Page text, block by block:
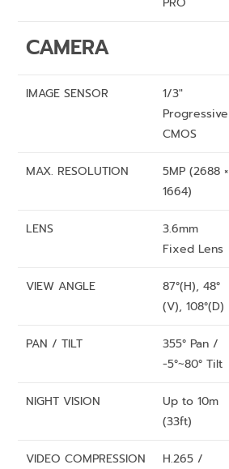
CAMERA
IMAGE SENSOR
1/3″
Progressive
CMOS
MAX. RESOLUTION
5MP (2688 ×
1664)
LENS
3.6mm
Fixed Lens
VIEW ANGLE
87°(H), 48°
(V), 108°(D)
PAN / TILT
355° Pan /
-5°~80° Tilt
NIGHT VISION
Up to 10m
(33ft)
VIDEO COMPRESSION
H.265 /